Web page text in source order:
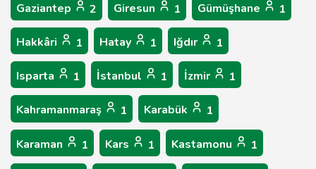
Gaziantep 2 Giresun 1 Gümüşhane 1
Hakkâri 1 Hatay 1 Iğdır 1
Isparta 1 İstanbul 1 İzmir 1
Kahramanmaraş 1 Karabük 1
Karaman 1 Kars 1 Kastamonu 1